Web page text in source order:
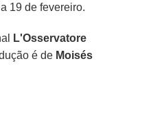
19 de fevereiro.
L'Osservatore
é de Moisés